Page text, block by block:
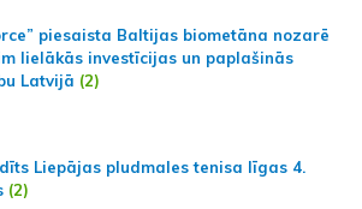
piesaista Baltijas biometāna nozarē
lielākās investīcijas un paplašinās
Latvijā (2)
Liepājas pludmales tenisa līgas 4.
(2)